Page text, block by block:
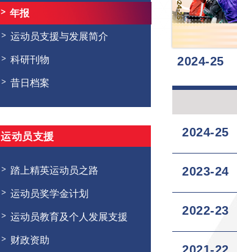
年报
运动员支援与发展简介
科研刊物
昔日档案
运动员支援
踏上精英运动员之路
运动员奖学金计划
运动员教育及个人发展支援
财政资助
2024-25
2024-25
2023-24
2022-23